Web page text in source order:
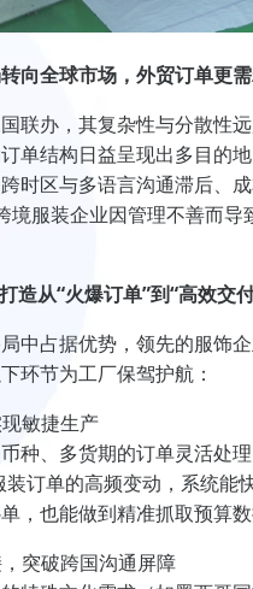
向全球市场，外贸订单更
联办，其复杂性与分散性
单结构日益呈现出多目的
时区与多语言沟通滞后、
境服装企业因管理不善而
造从“火爆订单”到“高效交
中占据优势，领先的服饰
环节为工厂保驾护航：
敏捷生产
种、多货期的订单灵活处
订单的高频变动，系统能
，也能做到精准抓取预算数
突破跨国沟通屏障